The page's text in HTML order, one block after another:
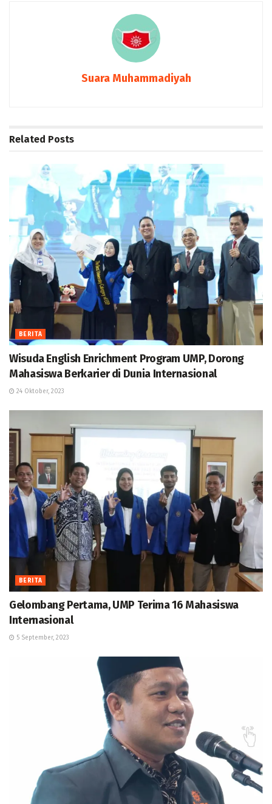
Suara Muhammadiyah
Related Posts
BERITA
Wisuda English Enrichment Program UMP, Dorong
Mahasiswa Berkarier di Dunia Internasional
24 Oktober, 2023
BERITA
Gelombang Pertama, UMP Terima 16 Mahasiswa
Internasional
5 September, 2023